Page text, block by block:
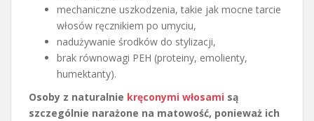
mechaniczne uszkodzenia, takie jak mocne tarcie
włosów ręcznikiem po umyciu,
nadużywanie środków do stylizacji,
brak równowagi PEH (proteiny, emolienty,
humektanty).
Osoby z naturalnie kręconymi włosami są
szczególnie narażone na matowość, ponieważ ich